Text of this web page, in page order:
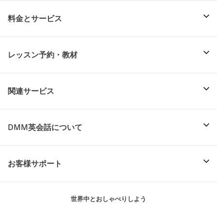
料金とサービス
レッスン予約・教材
関連サービス
DMM英会話について
お客様サポート
世界中とおしゃべりしよう